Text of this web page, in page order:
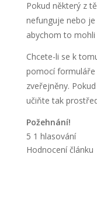
Pokud některý z
nefunguje nebo
abychom to mohli
Chcete-li se k
pomocí formuláře
zveřejněny.
učiňte tak
Požehnání!
5 1 hlasování
Hodnocení článku